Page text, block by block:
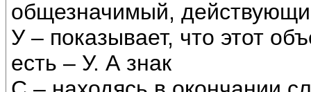
общезначимый,
У – показывает, что этот
есть – У. А знак